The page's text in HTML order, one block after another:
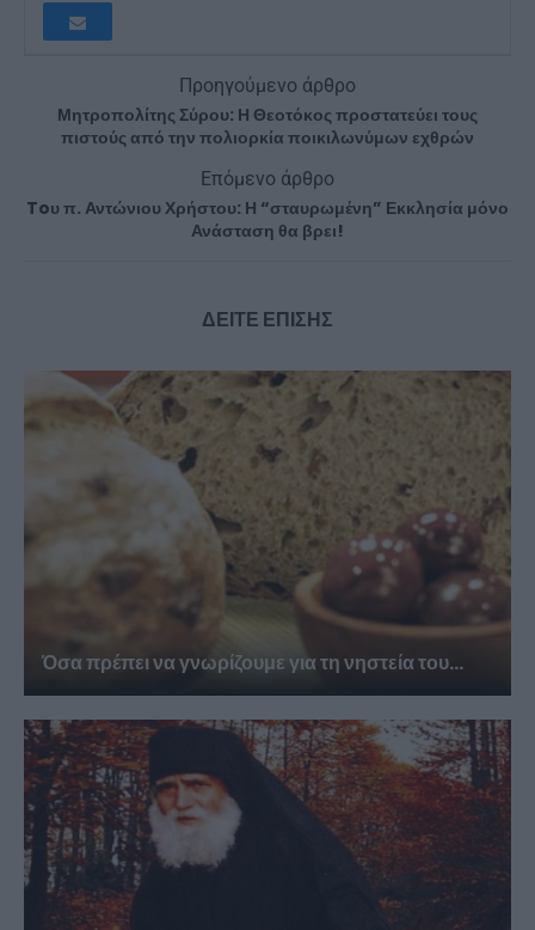
Προηγούμενο άρθρο
Μητροπολίτης Σύρου: Η Θεοτόκος προστατεύει τους
πιστούς από την πολιορκία ποικιλωνύμων εχθρών
Επόμενο άρθρο
Toυ π. Αντώνιου Χρήστου: Η “σταυρωμένη” Εκκλησία μόνο
Ανάσταση θα βρει!
ΔΕΙΤΕ ΕΠΙΣΗΣ
Όσα πρέπει να γνωρίζουμε για τη νηστεία του...